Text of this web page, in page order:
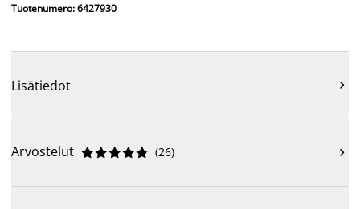
Tuotenumero: 6427930
Lisätiedot 
Arvostelut 




 (26) 